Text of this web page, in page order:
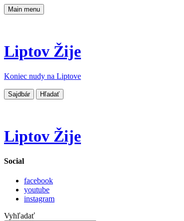
Main menu
Liptov Žije
Koniec nudy na Liptove
Sajdbár Hľadať
Liptov Žije
Social
facebook
youtube
instagram
Vyhľadať